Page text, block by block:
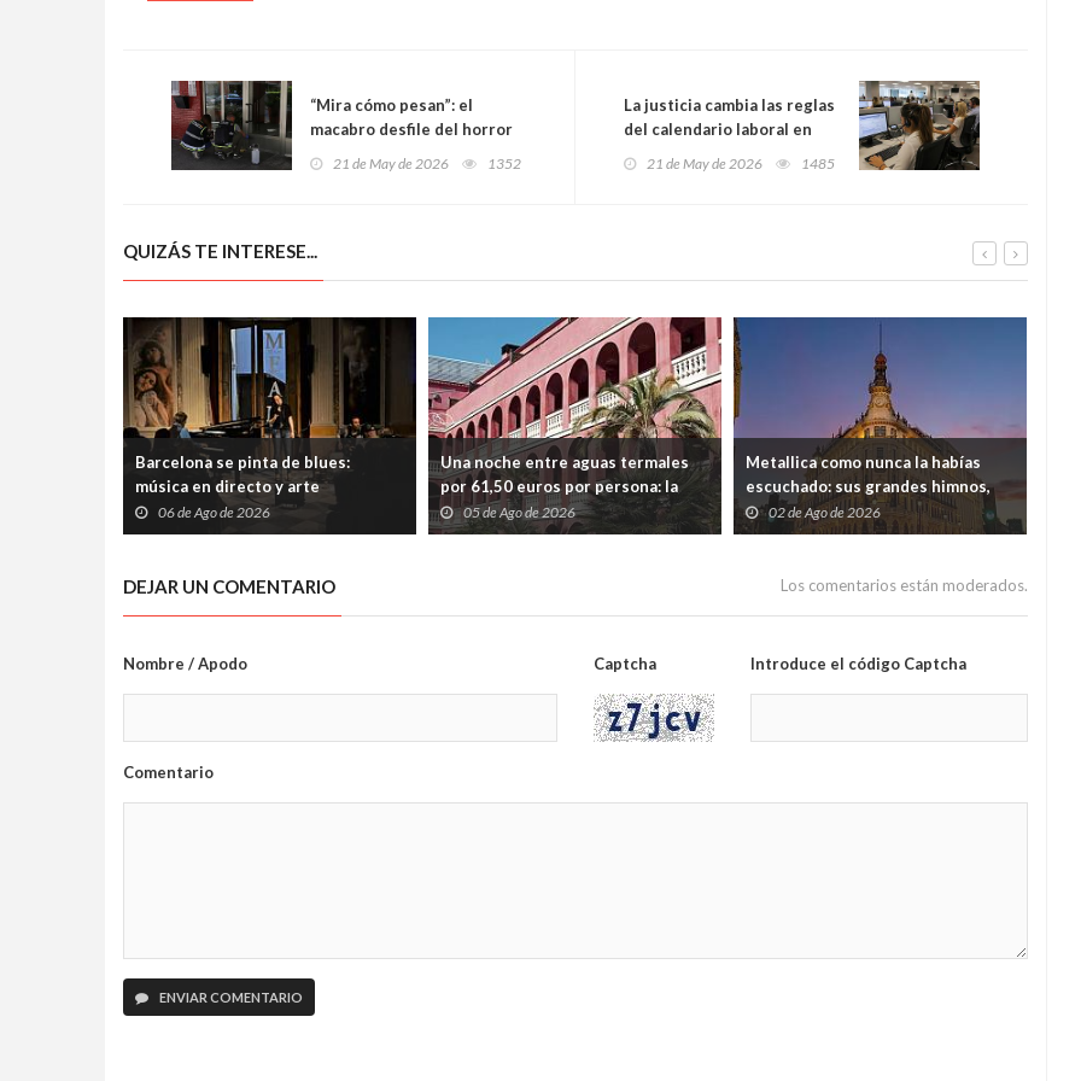
“Mira cómo pesan”: el
macabro desfile del horror
con el que ‘Susi’ aterrorizó
Oviedo tras asesinar a su
21 de May de 2026 1352
La justicia cambia las reglas
del calendario laboral en
España: si un festivo cae en
sábado, las empresas
21 de May de 2026 1485
QUIZÁS TE INTERESE...
Barcelona se pinta de blues:
música en directo y arte
contemporáneo en una noche
diferente
06 de Ago de 2026
Una noche entre aguas termales
por 61,50 euros por persona: la
escapada perfecta para
desconectar cerca de Barcelona
05 de Ago de 2026
Metallica como nunca la habías
escuchado: sus grandes himnos,
entre velas, en el Four Seasons de
Madrid
02 de Ago de 2026
DEJAR UN COMENTARIO Los comentarios están moderados.
Nombre / Apodo Captcha Introduce el código Captcha
Comentario
ENVIAR COMENTARIO